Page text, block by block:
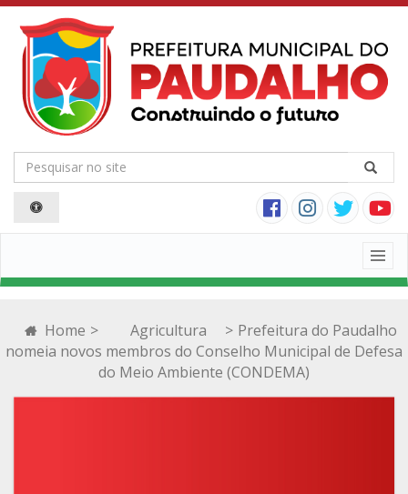
Home > Agricultura > Prefeitura do Paudalho
nomeia novos membros do Conselho Municipal de Defesa
do Meio Ambiente (CONDEMA)